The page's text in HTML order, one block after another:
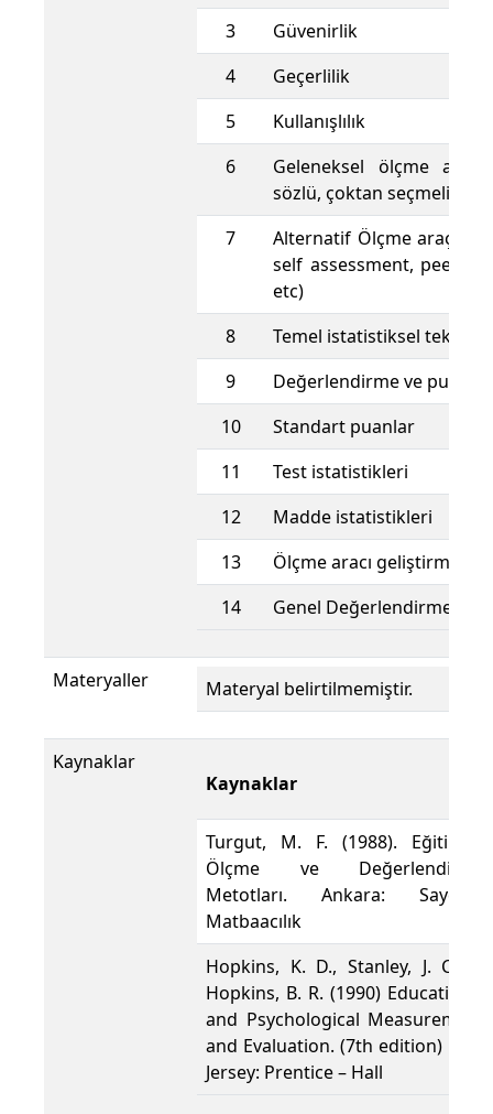
3
Güvenirlik
4
Geçerlilik
5
Kullanışlılık
6
Geleneksel ölçme
sözlü, çoktan seçmeli)
7
Alternatif Ölçme araçları
self assessment, peer
etc)
8
Temel istatistiksel
9
Değerlendirme ve puan
10
Standart puanlar
11
Test istatistikleri
12
Madde istatistikleri
13
Ölçme aracı geliştirme
14
Genel Değerlendirme
Materyaller Materyal belirtilmemiştir.
Kaynaklar
Kaynaklar
Turgut, M. F. (1988). Eğitimde
Ölçme ve Değerlendirme
Metotları. Ankara: Saydam
Matbaacılık
Hopkins, K. D., Stanley, J. C., &
Hopkins, B. R. (1990) Educational
and Psychological Measurement
and Evaluation. (7th edition) New
Jersey: Prentice – Hall